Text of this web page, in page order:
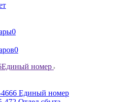
0
0
Единый номер
Единый номер